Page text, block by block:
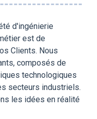
d'ingénierie
est de
Clients. Nous
composés de
technologiques
secteurs industriels.
les idées en réalité